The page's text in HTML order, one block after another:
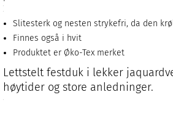
Slitesterk og nesten strykefri, da den
Finnes også i hvit
Produktet er Øko-Tex merket
Lettstelt festduk i lekker
høytider og store anledninger.